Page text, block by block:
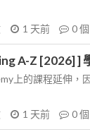
1 天前 0
A-Z [2026] ]
上的課程延伸，
1 天前 0